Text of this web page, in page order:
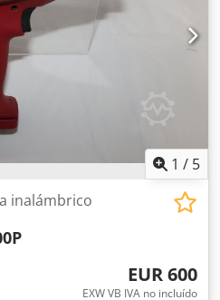
industrial y mantenimiento
1 / 5
inalámbrico
EUR 600
EXW VB IVA no incluído